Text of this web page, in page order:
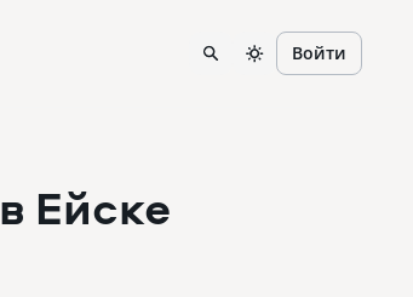
Войти
в Ейске